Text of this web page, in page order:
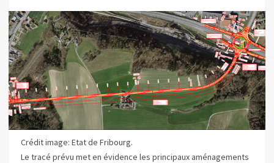
Crédit image: Etat de Fribourg.
Le tracé prévu met en évidence les principaux aménagements